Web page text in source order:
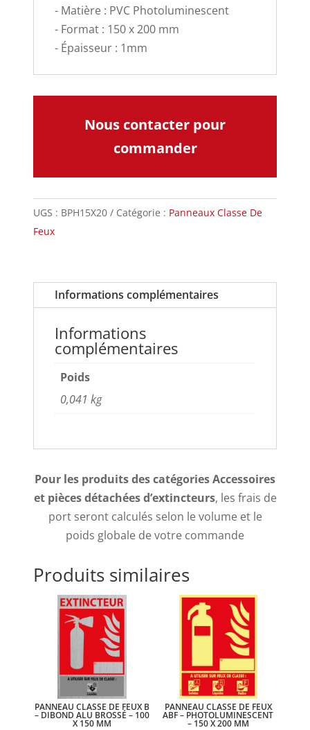
- Matière : PVC Photoluminescent
- Format : 150 x 200 mm
- Épaisseur : 1mm
Nous contacter pour
commander
UGS : BPH15X20 Catégorie : Panneaux Classe De
Feux
Informations complémentaires
Informations
complémentaires
Poids
0,041 kg
Pour les produits des catégories Accessoires
et pièces détachées d’extincteurs, les frais de
port seront calculés selon le volume et le
poids globale de votre commande
Produits similaires
PANNEAU CLASSE DE FEUX B
– DIBOND ALU BROSSÉ – 100
X 150 MM
PANNEAU CLASSE DE FEUX
ABF – PHOTOLUMINESCENT
– 150 X 200 MM